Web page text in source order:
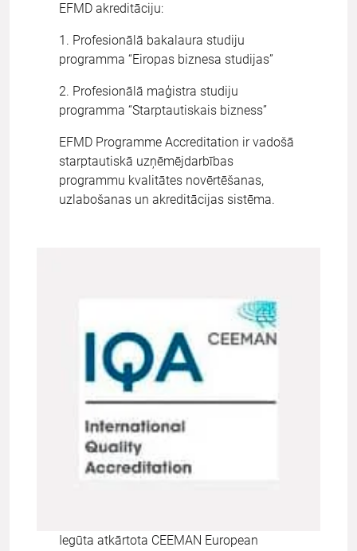
EFMD akreditāciju:
1. Profesionālā bakalaura studiju
programma “Eiropas biznesa studijas”
2. Profesionālā maģistra studiju
programma “Starptautiskais bizness”
EFMD Programme Accreditation ir vadošā
starptautiskā uzņēmējdarbības
programmu kvalitātes novērtēšanas,
uzlabošanas un akreditācijas sistēma.
Iegūta atkārtota CEEMAN European